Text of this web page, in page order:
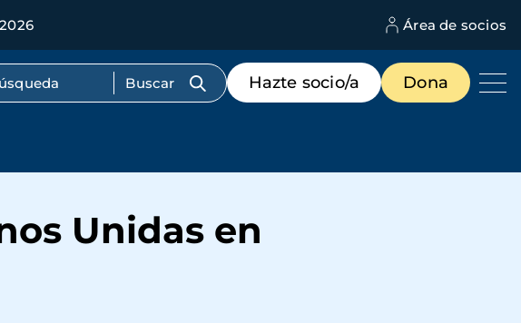
Área de socios
Menú
de
destacados
Hazte socio/a Dona
Unidas en